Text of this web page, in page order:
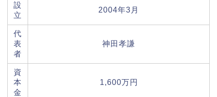
設
立
2004年3月
代
表
者
神田孝謙
資
本
金
1,600万円